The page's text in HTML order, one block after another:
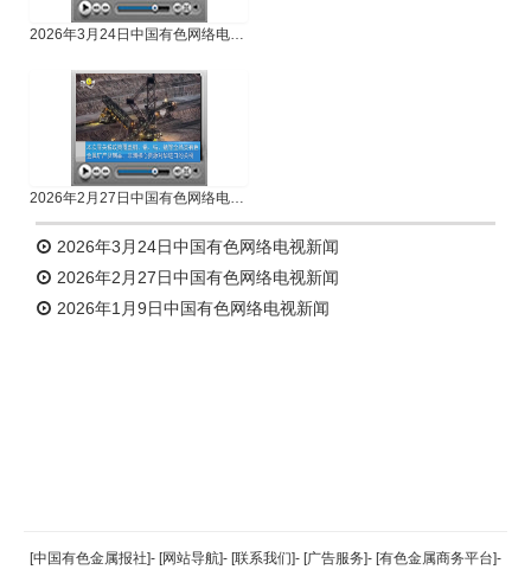
2026年3月24日中国有色网络电视新闻
2026年2月27日中国有色网络电视新闻
2026年3月24日中国有色网络电视新闻
2026年2月27日中国有色网络电视新闻
2026年1月9日中国有色网络电视新闻
返回顶部
[中国有色金属报社]- [网站导航]- [联系我们]- [广告服务]- [有色金属商务平台]-